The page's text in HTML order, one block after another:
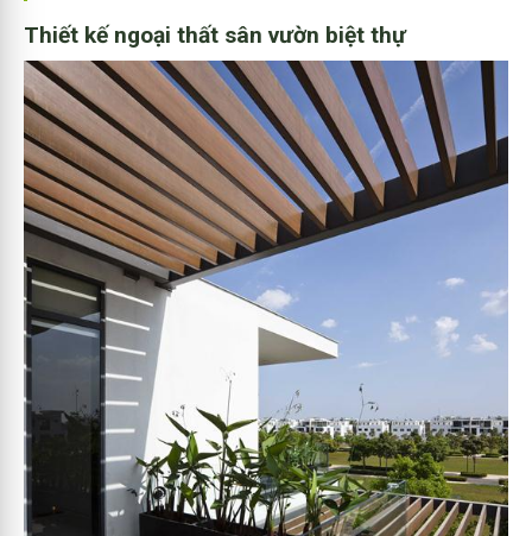
Thiết kế ngoại thất sân vườn biệt thự